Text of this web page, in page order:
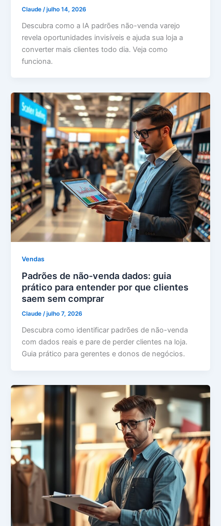
Claude /julho 14, 2026
Descubra como a IA padrões não-venda varejo
revela oportunidades invisíveis e ajuda sua loja a
converter mais clientes todo dia. Veja como
funciona.
Vendas
Padrões de não-venda dados: guia
prático para entender por que clientes
saem sem comprar
Claude/julho 7, 2026
Descubra como identificar padrões de não-venda
com dados reais e pare de perder clientes na loja.
Guia prático para gerentes e donos de negócios.